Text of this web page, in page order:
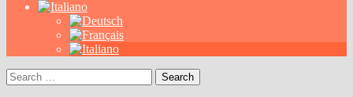
Search
for: